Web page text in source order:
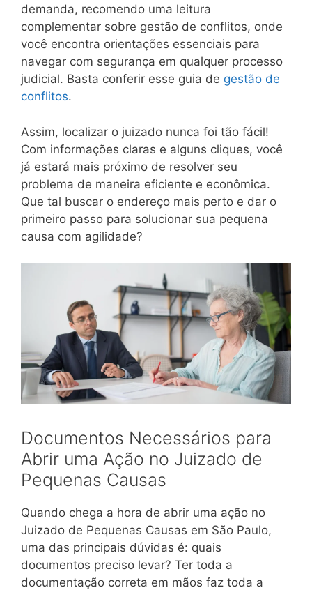
demanda, recomendo uma leitura
complementar sobre gestão de conflitos, onde
você encontra orientações essenciais para
navegar com segurança em qualquer processo
judicial. Basta conferir esse guia de gestão de
conflitos.
Assim, localizar o juizado nunca foi tão fácil!
Com informações claras e alguns cliques, você
já estará mais próximo de resolver seu
problema de maneira eficiente e econômica.
Que tal buscar o endereço mais perto e dar o
primeiro passo para solucionar sua pequena
causa com agilidade?
Documentos Necessários para
Abrir uma Ação no Juizado de
Pequenas Causas
Quando chega a hora de abrir uma ação no
Juizado de Pequenas Causas em São Paulo,
uma das principais dúvidas é: quais
documentos preciso levar? Ter toda a
documentação correta em mãos faz toda a